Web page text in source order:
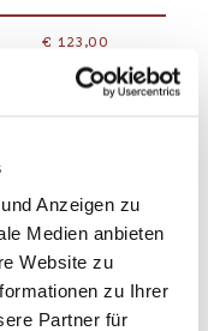
Anzeigen zu
Medien anbieten
Website zu
zu Ihrer
Partner für
€ 123,00
€ 133,00
€ 121,00
€ 131,00